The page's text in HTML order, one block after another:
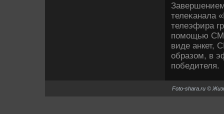
телеκанала
телеэфира
помощью
виде анкет,
образом, в
победителя.
Foto-shara.ru ©